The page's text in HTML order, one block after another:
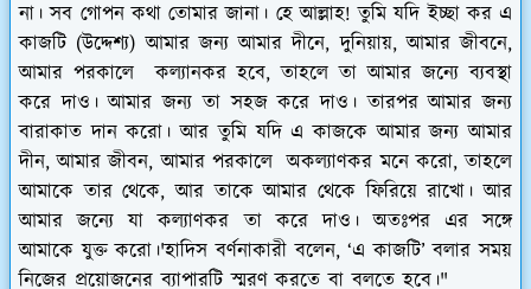
না। সব গোপন কথা তোমার জানা। হে আল্লাহ!তুমি যদি ইচ্ছা কর এ
কাজটি(উদ্দেশ্য)আমার জন্য আমার দীনে,দুনিয়ায়,আমার জীবনে,
আমার পরকালে কল্যানকর হবে,তাহলে তা আমার জন্যে ব্যবস্থা
করে দাও। আমার জন্য তা সহজ করে দাও। তারপর আমার জন্য
বারাকাত দান করো। আর তুমি যদি এ কাজকে আমার জন্য আমার
দীন,আমার জীবন,আমার পরকালেঅকল্যাণকরমনে করো,তাহলে
আমাকে তার থেকে,আর তাকে আমার থেকে ফিরিয়ে রাখো। আর
আমার জন্যে যা কল্যাণকর তা করে দাও। অতঃপর এর সঙ্গে
আমাকে যুক্ত করো।'হাদিস বর্ণনাকারী বলেন, ‘এ কাজটি’বলার সময়
নিজের প্রয়োজনের ব্যাপারটি স্মরণ করতে বা বলতে হবে।"